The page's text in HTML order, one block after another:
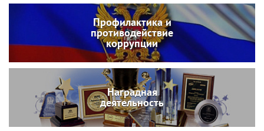
Профилактика и
противодействие
коррупции
Наградная
деятельность